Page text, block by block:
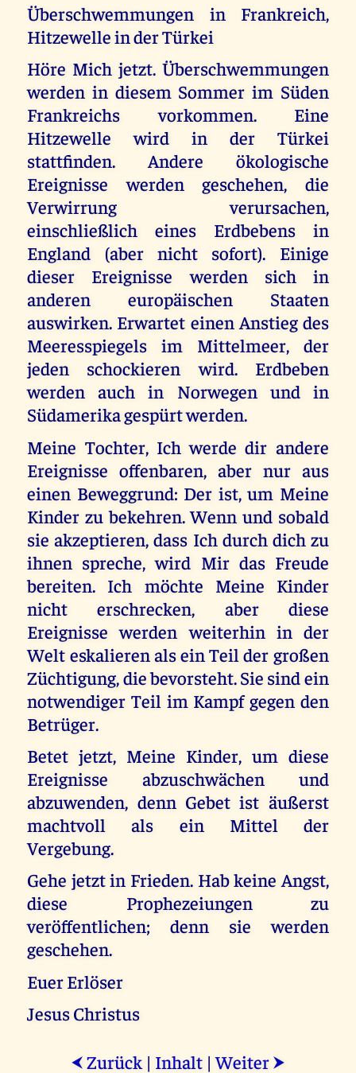
Überschwemmungen in Frankreich,
Hitzewelle in der Türkei
Höre Mich jetzt. Überschwemmungen
werden in diesem Sommer im Süden
Frankreichs vorkommen. Eine
Hitzewelle wird in der Türkei
stattfinden. Andere ökologische
Ereignisse werden geschehen, die
Verwirrung verursachen,
einschließlich eines Erdbebens in
England (aber nicht sofort). Einige
dieser Ereignisse werden sich in
anderen europäischen Staaten
auswirken. Erwartet einen Anstieg des
Meeresspiegels im Mittelmeer, der
jeden schockieren wird. Erdbeben
werden auch in Norwegen und in
Südamerika gespürt werden.
Meine Tochter, Ich werde dir andere
Ereignisse offenbaren, aber nur aus
einen Beweggrund: Der ist, um Meine
Kinder zu bekehren. Wenn und sobald
sie akzeptieren, dass Ich durch dich zu
ihnen spreche, wird Mir das Freude
bereiten. Ich möchte Meine Kinder
nicht erschrecken, aber diese
Ereignisse werden weiterhin in der
Welt eskalieren als ein Teil der großen
Züchtigung, die bevorsteht. Sie sind ein
notwendiger Teil im Kampf gegen den
Betrüger.
Betet jetzt, Meine Kinder, um diese
Ereignisse abzuschwächen und
abzuwenden, denn Gebet ist äußerst
machtvoll als ein Mittel der
Vergebung.
Gehe jetzt in Frieden. Hab keine Angst,
diese Prophezeiungen zu
veröffentlichen; denn sie werden
geschehen.
Euer Erlöser
Jesus Christus
⮜ Zurück | Inhalt |Weiter ⮞